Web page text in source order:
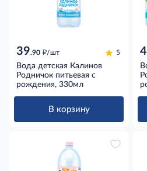
39.90 д/шт 5
Вода детская Калинов
Родничок питьевая с
рождения, 330мл
В корзину